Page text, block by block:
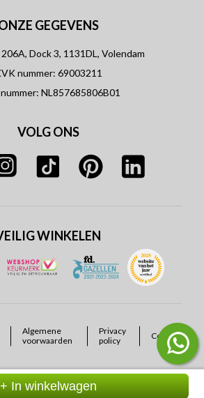
+ In winkelwagen
GEGEVENS
Dock 3, 1131DL, Volendam
nummer: 69003211
NL857685806B01
VOLG ONS
Algemene
voorwaarden
Privacy
policy
Cookies
WINKELEN